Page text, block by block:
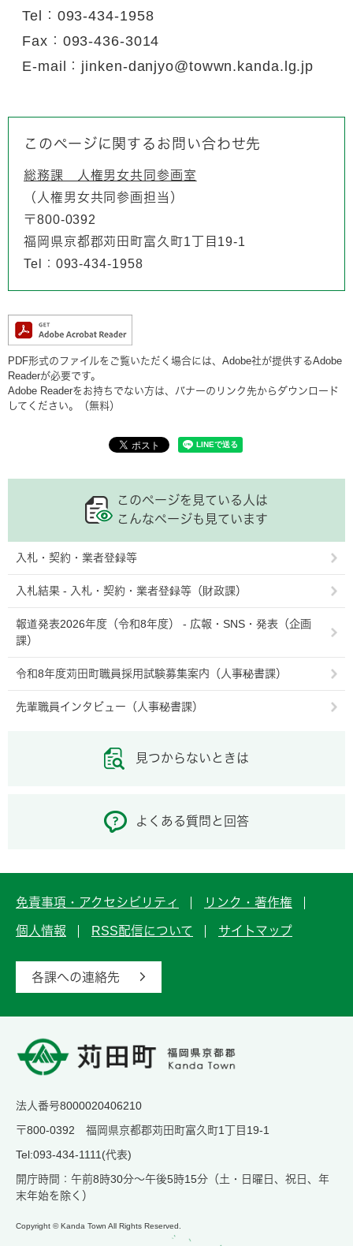
Tel：093-434-1958
Fax：093-436-3014
E-mail：jinken-danjyo@towwn.kanda.lg.jp​
このページに関するお問い合わせ先
総務課 人権男女共同参画室
人権男女共同参画担当
〒800-0392
福岡県京都郡苅田町富久町1丁目19-1
Tel：093-434-1958
PDF形式のファイルをご覧いただく場合には、Adobe社が提供するAdobe
Readerが必要です。
Adobe Readerをお持ちでない方は、バナーのリンク先からダウンロード
してください。（無料）
このページを見ている人は
こんなページも見ています
入札・契約・業者登録等
入札結果 - 入札・契約・業者登録等（財政課）
報道発表2026年度（令和8年度） - 広報・SNS・発表（企画
課）
令和8年度苅田町職員採用試験募集案内（人事秘書課）
先輩職員インタビュー（人事秘書課）
見つからないときは
よくある質問と回答
免責事項・アクセシビリティ リンク・著作権
個人情報 RSS配信について サイトマップ
各課への連絡先
法人番号8000020406210
〒800-0392 福岡県京都郡苅田町富久町1丁目19-1
Tel:093-434-1111(代表)
開庁時間：午前8時30分～午後5時15分（土・日曜日、祝日、年
末年始を除く）
Copyright © Kanda Town All Rights Reserved.